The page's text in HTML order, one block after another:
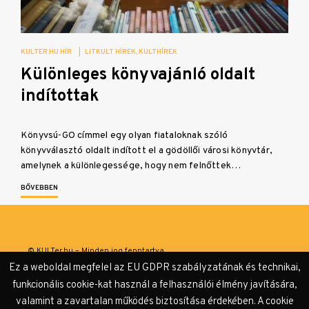
KULTER.HU HÍR LITKULT HÍREK KULTHÍREK
Különleges könyvajánló oldalt
indítottak
Könyvsú-GO címmel egy olyan fiataloknak szóló
könyvválasztó oldalt indított el a gödöllői városi könyvtár,
amelynek a különlegessége, hogy nem felnőttek…
BŐVEBBEN
© KULTer.hu – Minden jog fenntartva
Adatvédelmi tájékoztató
Ez a weboldal megfelel az EU GDPR szabályzatának és technikai,
funkcionális cookie-kat használ a felhasználói élmény javítására,
valamint a zavartalan működés biztosítása érdekében. A cookie